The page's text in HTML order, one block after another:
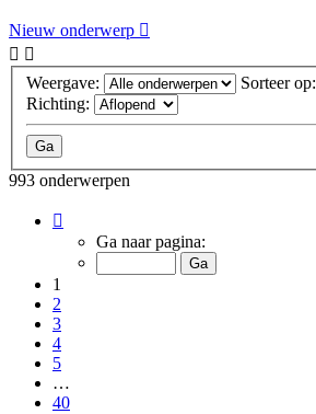
Nieuw onderwerp
Weergave:
Sorteer op:
Richting:
993 onderwerpen
van
Ga naar pagina:
1
2
3
4
5
…
40